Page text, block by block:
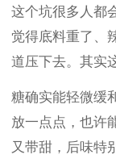
这个坑很多人都
觉得底料重了、
道压下去。其实
糖确实能轻微缓
放一点点，也许
又带甜，后味特